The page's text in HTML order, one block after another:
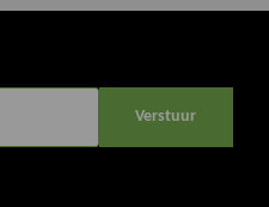
Verstuur